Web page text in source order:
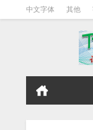
中文字体 其他